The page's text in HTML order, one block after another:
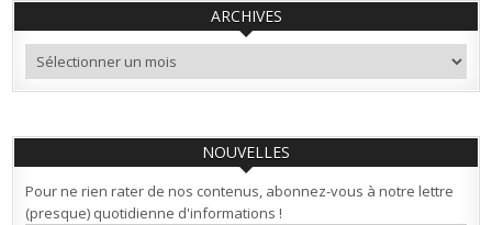
ARCHIVES
Archives
NOUVELLES
Pour ne rien rater de nos contenus, abonnez-vous à notre lettre
(presque) quotidienne d'informations !